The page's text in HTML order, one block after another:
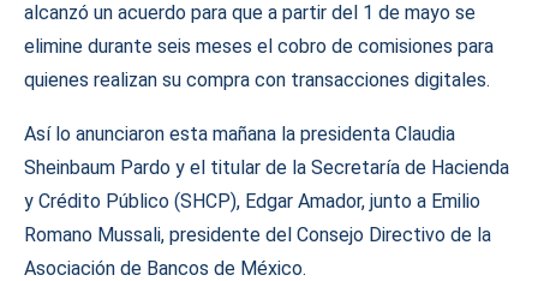
alcanzó un acuerdo para que a partir del 1 de mayo se
elimine durante seis meses el cobro de comisiones para
quienes realizan su compra con transacciones digitales.
Así lo anunciaron esta mañana la presidenta Claudia
Sheinbaum Pardo y el titular de la Secretaría de Hacienda
y Crédito Público (SHCP), Edgar Amador, junto a Emilio
Romano Mussali, presidente del Consejo Directivo de la
Asociación de Bancos de México.